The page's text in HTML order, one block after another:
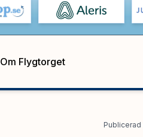
Om Flygtorget
Publicerad